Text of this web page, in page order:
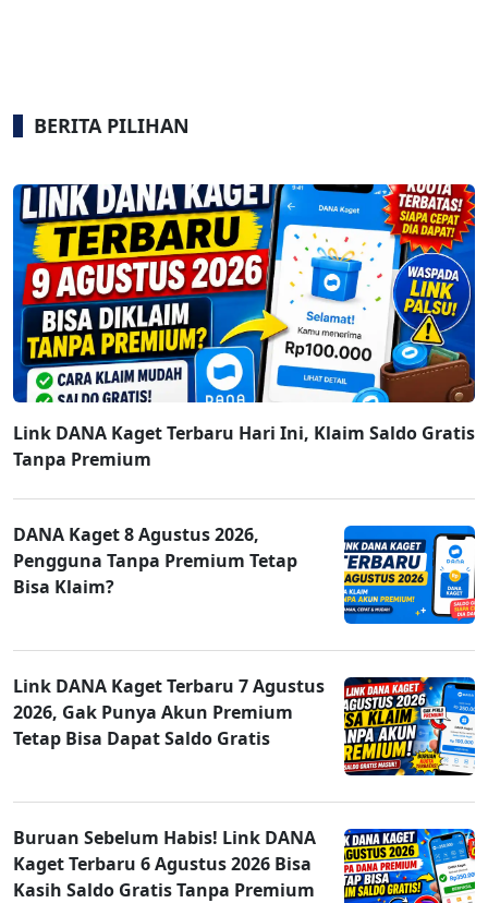
BERITA PILIHAN
Link DANA Kaget Terbaru Hari Ini, Klaim Saldo Gratis
Tanpa Premium
DANA Kaget 8 Agustus 2026,
Pengguna Tanpa Premium Tetap
Bisa Klaim?
Link DANA Kaget Terbaru 7 Agustus
2026, Gak Punya Akun Premium
Tetap Bisa Dapat Saldo Gratis
Buruan Sebelum Habis! Link DANA
Kaget Terbaru 6 Agustus 2026 Bisa
Kasih Saldo Gratis Tanpa Premium